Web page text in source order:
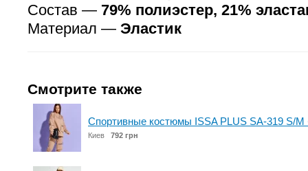
Состав — 79% полиэстер, 21%
Материал — Эластик
Смотрите также
Спортивные костюмы ISSA PLUS SA-319 S/
Киев 792 грн